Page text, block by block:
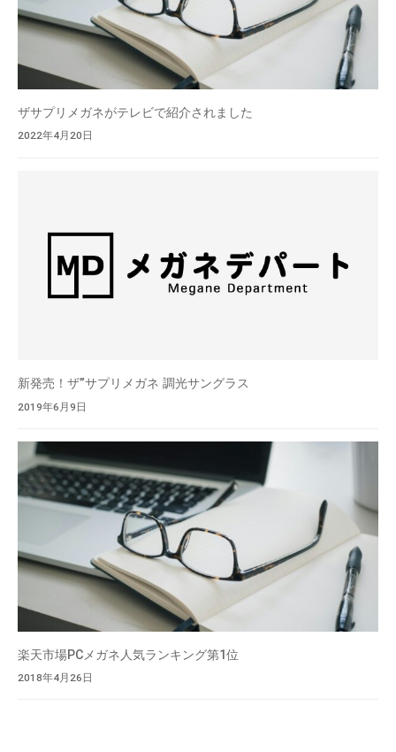
ザサプリメガネがテレビで紹介されました
2022年4月20日
新発売！ザ”サプリメガネ 調光サングラス
2019年6月9日
楽天市場PCメガネ人気ランキング第1位
2018年4月26日